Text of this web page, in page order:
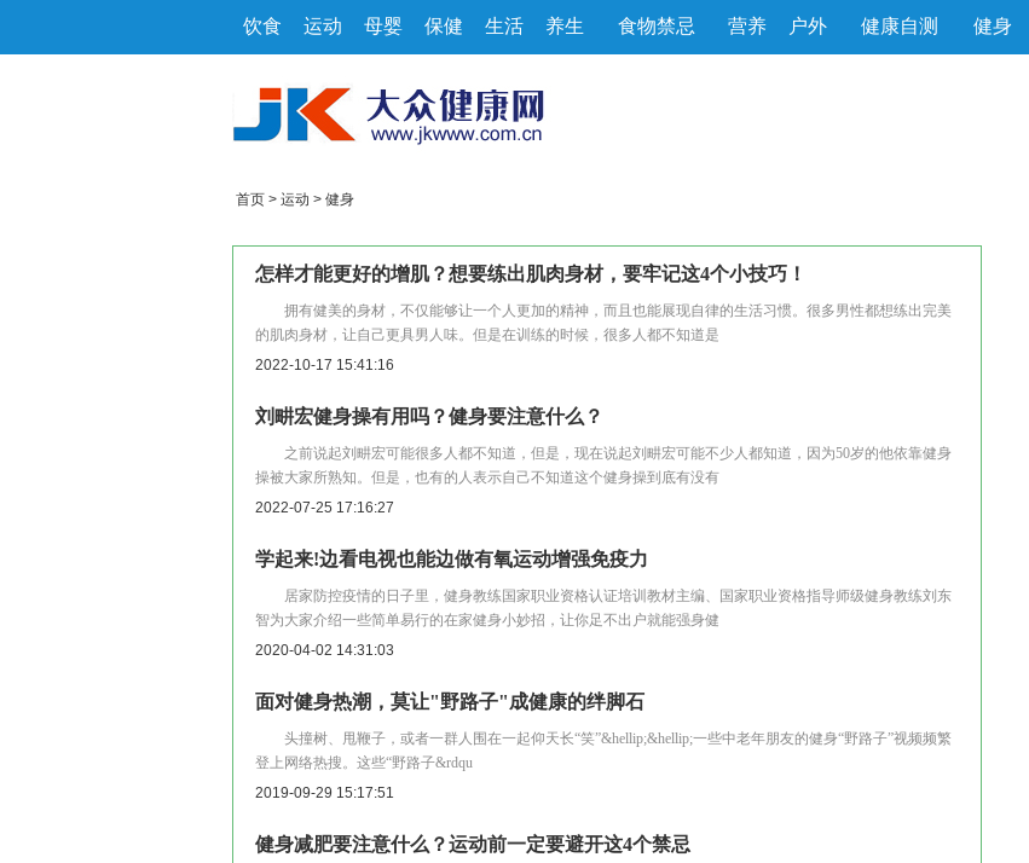
饮食 运动 母婴 保健 生活 养生 食物禁忌 营养 户外 健康自测 健身
首页 > 运动 > 健身
怎样才能更好的增肌？想要练出肌肉身材，要牢记这4个小技巧！
拥有健美的身材，不仅能够让一个人更加的精神，而且也能展现自律的生活习惯。很多男性都想练出完美
的肌肉身材，让自己更具男人味。但是在训练的时候，很多人都不知道是
2022-10-17 15:41:16
刘畊宏健身操有用吗？健身要注意什么？
之前说起刘畊宏可能很多人都不知道，但是，现在说起刘畊宏可能不少人都知道，因为50岁的他依靠健身
操被大家所熟知。但是，也有的人表示自己不知道这个健身操到底有没有
2022-07-25 17:16:27
学起来!边看电视也能边做有氧运动增强免疫力
居家防控疫情的日子里，健身教练国家职业资格认证培训教材主编、国家职业资格指导师级健身教练刘东
智为大家介绍一些简单易行的在家健身小妙招，让你足不出户就能强身健
2020-04-02 14:31:03
面对健身热潮，莫让"野路子"成健康的绊脚石
头撞树、甩鞭子，或者一群人围在一起仰天长“笑”&hellip;&hellip;一些中老年朋友的健身“野路子”视频频繁
登上网络热搜。这些“野路子&rdqu
2019-09-29 15:17:51
健身减肥要注意什么？运动前一定要避开这4个禁忌